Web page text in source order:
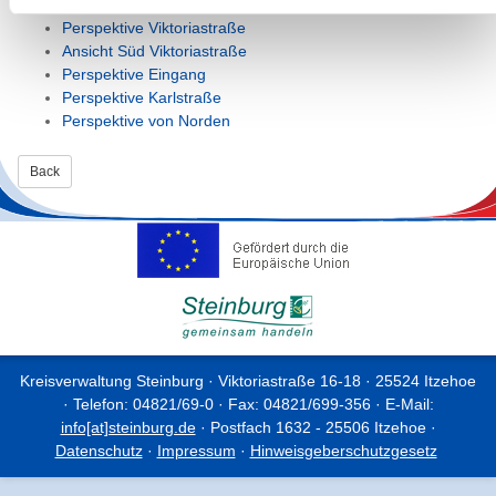
Perspektive Viktoriastraße
Ansicht Süd Viktoriastraße
Perspektive Eingang
Perspektive Karlstraße
Perspektive von Norden
Back
Kreisverwaltung Steinburg · Viktoriastraße 16-18 · 25524 Itzehoe
· Telefon: 04821/69-0 · Fax: 04821/699-356 · E-Mail:
info[at]steinburg.de· Postfach 1632 - 25506 Itzehoe ·
Datenschutz· Impressum · Hinweisgeberschutzgesetz